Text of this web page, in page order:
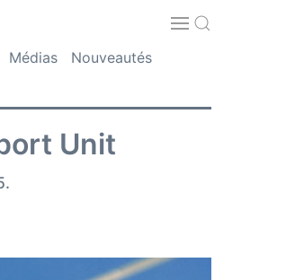
Médias Nouveautés
Unit